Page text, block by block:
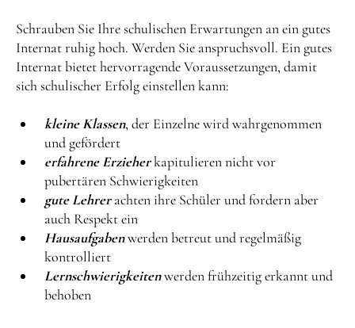
Schrauben Sie Ihre schulischen Erwartungen an ein gutes
Internat ruhig hoch. Werden Sie anspruchsvoll. Ein gutes
Internat bietet hervorragende Voraussetzungen, damit
sich schulischer Erfolg einstellen kann:
kleine Klassen, der Einzelne wird wahrgenommen
und gefördert
erfahrene Erzieherkapitulieren nicht vor
pubertären Schwierigkeiten
gute Lehrerachten ihre Schüler und fordern aber
auch Respekt ein
Hausaufgabenwerden betreut und regelmäßig
kontrolliert
Lernschwierigkeitenwerden frühzeitig erkannt und
behoben